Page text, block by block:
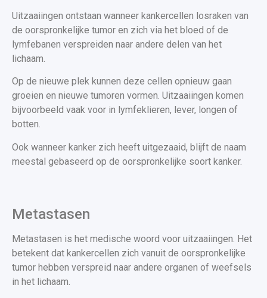
Uitzaaiingen ontstaan wanneer kankercellen losraken van
de oorspronkelijke tumor en zich via het bloed of de
lymfebanen verspreiden naar andere delen van het
lichaam.
Op de nieuwe plek kunnen deze cellen opnieuw gaan
groeien en nieuwe tumoren vormen. Uitzaaiingen komen
bijvoorbeeld vaak voor in lymfeklieren, lever, longen of
botten.
Ook wanneer kanker zich heeft uitgezaaid, blijft de naam
meestal gebaseerd op de oorspronkelijke soort kanker.
Metastasen
Metastasen is het medische woord voor uitzaaiingen. Het
betekent dat kankercellen zich vanuit de oorspronkelijke
tumor hebben verspreid naar andere organen of weefsels
in het lichaam.